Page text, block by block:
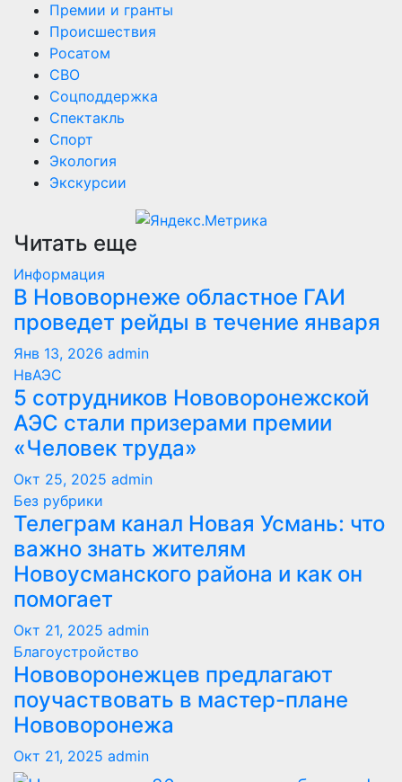
Премии и гранты
Происшествия
Росатом
СВО
Соцподдержка
Спектакль
Спорт
Экология
Экскурсии
Читать еще
Информация
В Нововорнеже областное ГАИ
проведет рейды в течение января
Янв 13, 2026 admin
НвАЭС
5 сотрудников Нововоронежской
АЭС стали призерами премии
«Человек труда»
Окт 25, 2025 admin
Без рубрики
Телеграм канал Новая Усмань: что
важно знать жителям
Новоусманского района и как он
помогает
Окт 21, 2025 admin
Благоустройство
Нововоронежцев предлагают
поучаствовать в мастер-плане
Нововоронежа
Окт 21, 2025 admin